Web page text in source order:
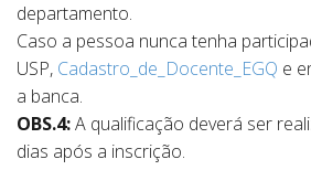
departamento.
Caso a pessoa nunca tenha
USP, Cadastro_de_Docente_EGQ e
a banca.
OBS.4:A qualificação deverá ser
dias após a inscrição.